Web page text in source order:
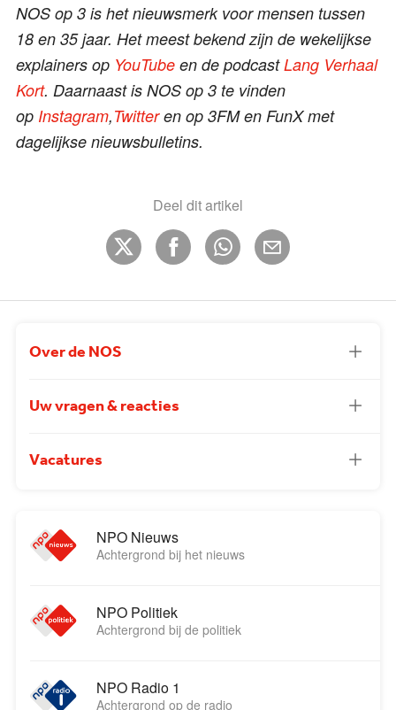
NOS op 3 is het nieuwsmerk voor mensen tussen
18 en 35 jaar. Het meest bekend zijn de wekelijkse
explainers op YouTube en de podcastLang Verhaal
Kort. Daarnaast is NOS op 3 te vinden
op Instagram,Twitteren op 3FM en FunX met
dagelijkse nieuwsbulletins.
Deel dit artikel
Over de NOS
Uw vragen & reacties
Vacatures
NPO Nieuws
Achtergrond bij het nieuws
NPO Politiek
Achtergrond bij de politiek
NPO Radio 1
Achtergrond op de radio